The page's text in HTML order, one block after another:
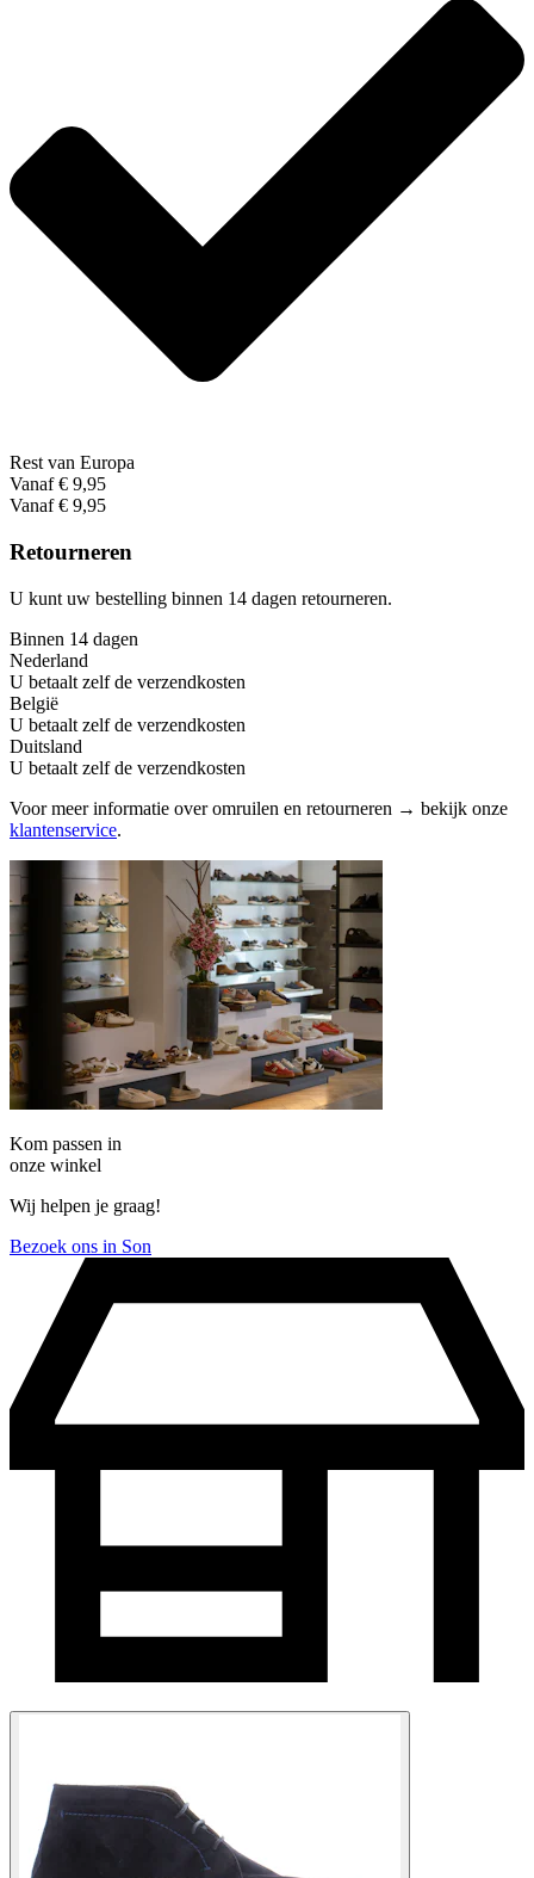
Rest van Europa
Vanaf € 9,95
Vanaf € 9,95
Retourneren
U kunt uw bestelling binnen 14 dagen retourneren.
Binnen 14 dagen
Nederland
U betaalt zelf de verzendkosten
België
U betaalt zelf de verzendkosten
Duitsland
U betaalt zelf de verzendkosten
Voor meer informatie over omruilen en retourneren → bekijk onze
klantenservice.
Kom passen in
onze winkel
Wij helpen je graag!
Bezoek ons in Son